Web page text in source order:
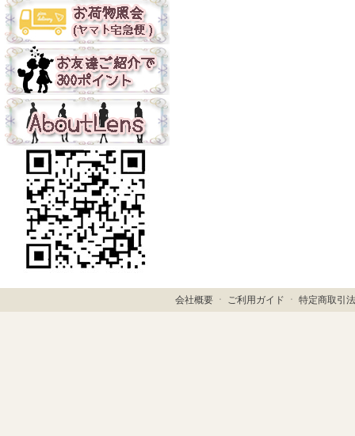
会社概要 ㆍ ご利用ガイド ㆍ特定商取引